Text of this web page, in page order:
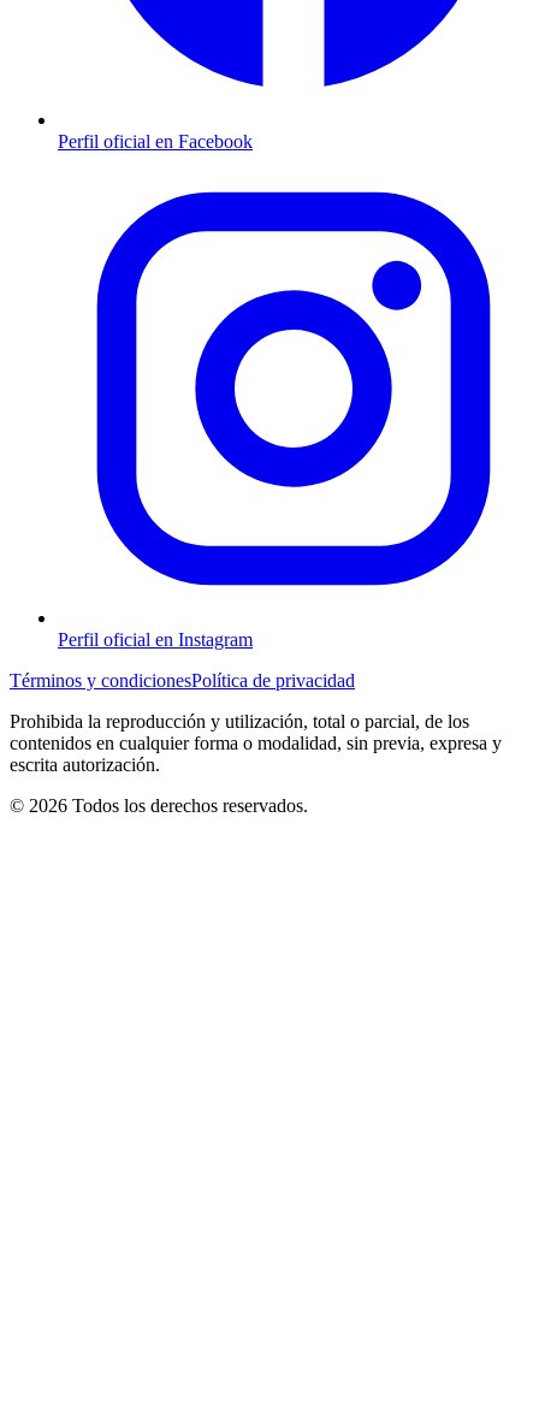
Perfil oficial en Facebook
Perfil oficial en Instagram
Términos y condicionesPolítica de privacidad
Prohibida la reproducción y utilización, total o parcial, de los
contenidos en cualquier forma o modalidad, sin previa, expresa y
escrita autorización.
© 2026 Todos los derechos reservados.